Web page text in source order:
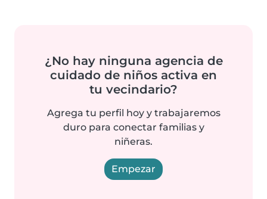
¿No hay ninguna agencia de
cuidado de niños activa en
tu vecindario?
Agrega tu perfil hoy y trabajaremos
duro para conectar familias y
niñeras.
Empezar